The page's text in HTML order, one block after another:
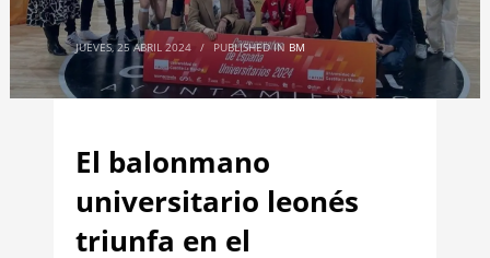
JUEVES, 25 ABRIL 2024 / PUBLISHED IN BM
El balonmano
universitario leonés
triunfa en el